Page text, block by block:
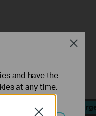
history module.
Close
and have the
at any time.
Close